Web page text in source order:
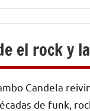
el rock y
Candela
de funk,